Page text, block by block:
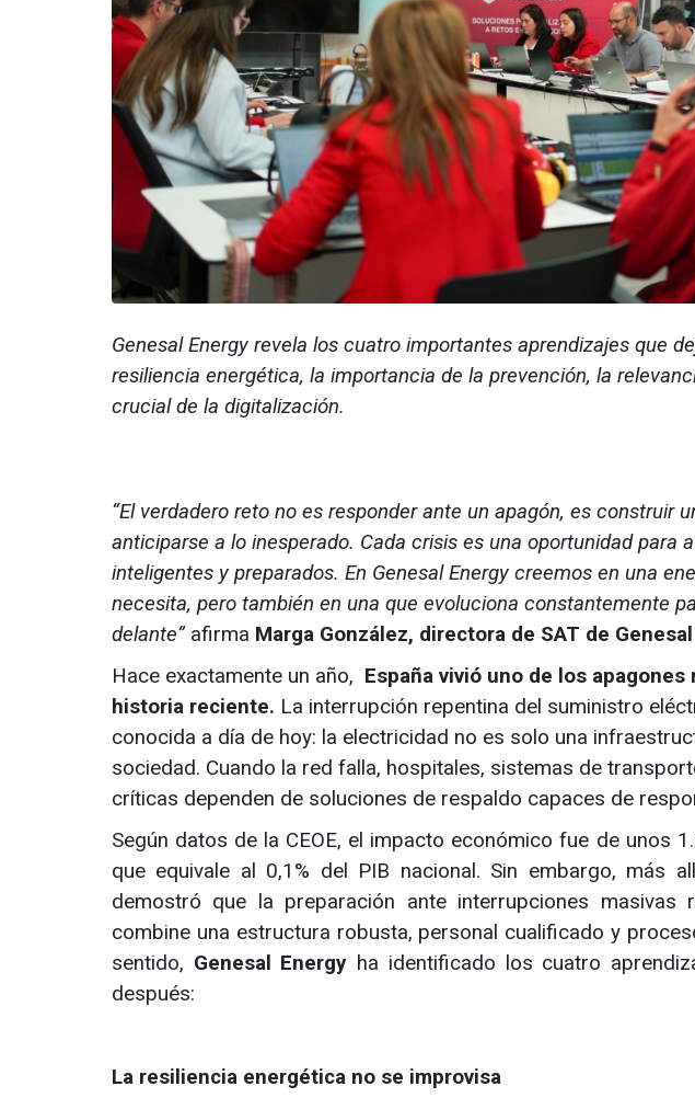
Genesal Energy revela los cuatro importantes aprendizajes que
resiliencia energética, la importancia de la prevención, la
crucial de la digitalización.
“El verdadero reto no es responder ante un apagón, es construir
anticiparse a lo inesperado. Cada crisis es una oportunidad para
inteligentes y preparados. En Genesal Energy creemos en una
necesita, pero también en una que evoluciona constantemente
delante” afirma Marga González, directora de SAT de
Hace exactamente un año, España vivió uno de los
historia reciente. La interrupción repentina del suministro
conocida a día de hoy: la electricidad no es solo una
sociedad. Cuando la red falla, hospitales, sistemas de
críticas dependen de soluciones de respaldo capaces de
Según datos de la CEOE, el impacto económico fue de unos
que equivale al 0,1% del PIB nacional. Sin embargo, más
demostró que la preparación ante interrupciones masivas
combine una estructura robusta, personal cualificado y
sentido, Genesal Energy ha identificado los cuatro
después:
La resiliencia energética no se improvisa